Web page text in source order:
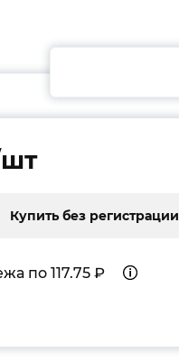
Купить без регистрации
по 117.75 ₽